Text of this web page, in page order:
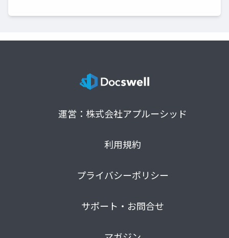
運営：株式会社アプルーシッド
利用規約
プライバシーポリシー
サポート・お問合せ